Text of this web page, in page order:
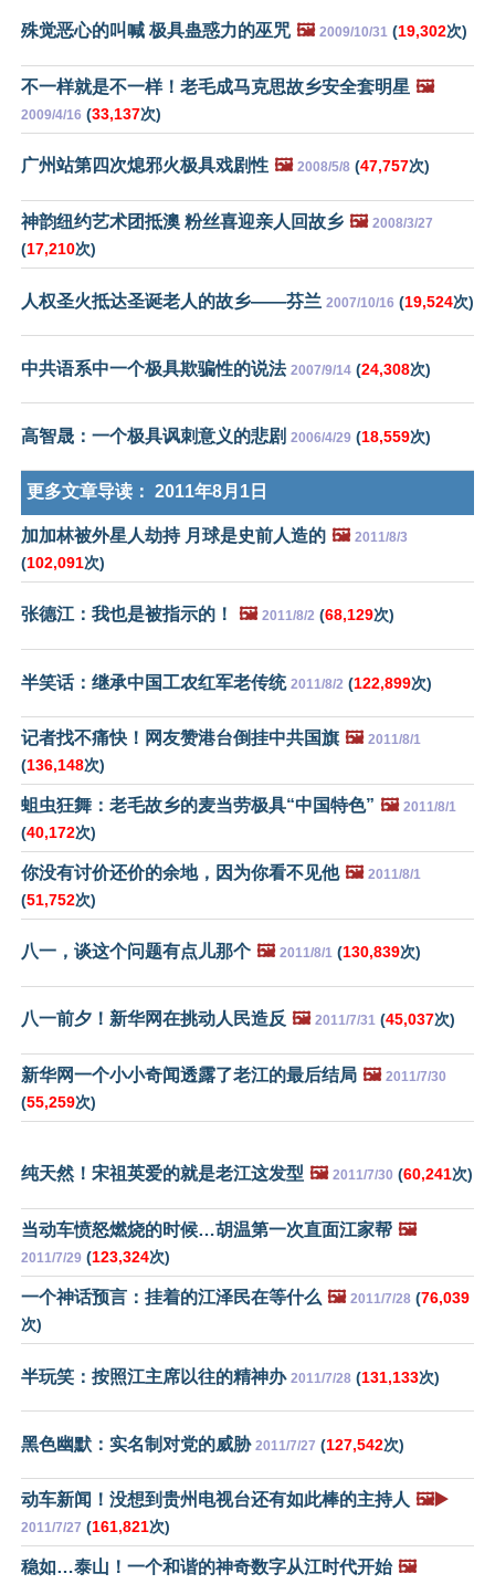
殊觉恶心的叫喊 极具蛊惑力的巫咒 🖼️ 2009/10/31 (19,302次)
不一样就是不一样！老毛成马克思故乡安全套明星 🖼️
2009/4/16 (33,137次)
广州站第四次熄邪火极具戏剧性 🖼️ 2008/5/8 (47,757次)
神韵纽约艺术团抵澳 粉丝喜迎亲人回故乡 🖼️ 2008/3/27
(17,210次)
人权圣火抵达圣诞老人的故乡——芬兰 2007/10/16 (19,524次)
中共语系中一个极具欺骗性的说法 2007/9/14 (24,308次)
高智晟：一个极具讽刺意义的悲剧 2006/4/29 (18,559次)
更多文章导读： 2011年8月1日
加加林被外星人劫持 月球是史前人造的 🖼️ 2011/8/3
(102,091次)
张德江：我也是被指示的！ 🖼️ 2011/8/2 (68,129次)
半笑话：继承中国工农红军老传统 2011/8/2 (122,899次)
记者找不痛快！网友赞港台倒挂中共国旗 🖼️ 2011/8/1
(136,148次)
蛆虫狂舞：老毛故乡的麦当劳极具“中国特色” 🖼️ 2011/8/1
(40,172次)
你没有讨价还价的余地，因为你看不见他 🖼️ 2011/8/1
(51,752次)
八一，谈这个问题有点儿那个 🖼️ 2011/8/1 (130,839次)
八一前夕！新华网在挑动人民造反 🖼️ 2011/7/31 (45,037次)
新华网一个小小奇闻透露了老江的最后结局 🖼️ 2011/7/30
(55,259次)
纯天然！宋祖英爱的就是老江这发型 🖼️ 2011/7/30 (60,241次)
当动车愤怒燃烧的时候…胡温第一次直面江家帮 🖼️
2011/7/29 (123,324次)
一个神话预言：挂着的江泽民在等什么 🖼️ 2011/7/28 (76,039
次)
半玩笑：按照江主席以往的精神办 2011/7/28 (131,133次)
黑色幽默：实名制对党的威胁 2011/7/27 (127,542次)
动车新闻！没想到贵州电视台还有如此棒的主持人 🖼️▶️
2011/7/27 (161,821次)
稳如…泰山！一个和谐的神奇数字从江时代开始 🖼️